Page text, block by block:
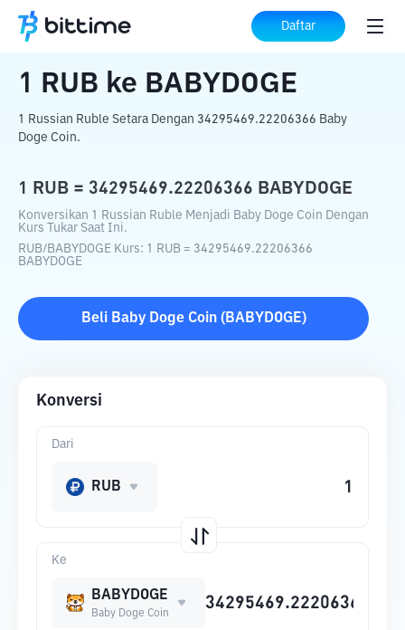
Daftar
Beranda Konverter Kripto ke BABYDOGE
1 RUB ke BABYDOGE
1 Russian Ruble Setara Dengan 34295469.22206366 Baby
Doge Coin.
1 RUB = 34295469.22206366 BABYDOGE
Konversikan 1 Russian Ruble Menjadi Baby Doge Coin Dengan
Kurs Tukar Saat Ini.
RUB/BABYDOGE Kurs: 1 RUB = 34295469.22206366
BABYDOGE
Beli Baby Doge Coin( BABYDOGE)
Konversi
Ke
BABYDOGE
Baby Doge Coin
Dari
RUB